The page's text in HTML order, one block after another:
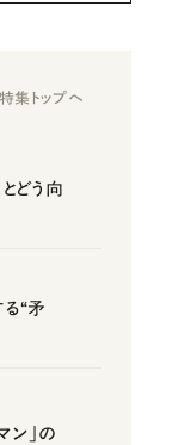
特集トップへ
どう向
“矛
ン」の